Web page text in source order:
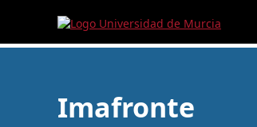
Imafronte